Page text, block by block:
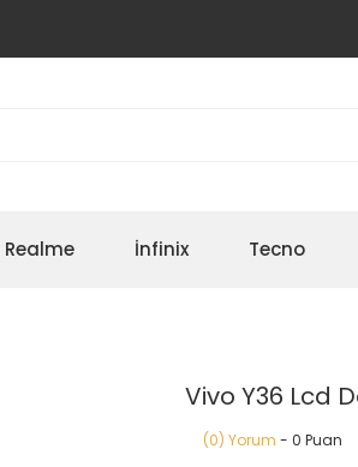
Realme İnfinix Tecno
Vivo Y36 Lcd
(0) Yorum - 0 Puan